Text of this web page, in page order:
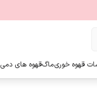
قهوه خوریماگقهوه های دمی